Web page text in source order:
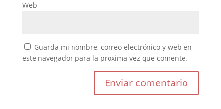
Web
Guarda mi nombre, correo electrónico y web en
este navegador para la próxima vez que comente.